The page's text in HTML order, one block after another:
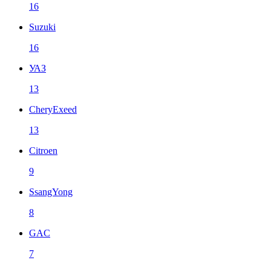
16
Suzuki
16
УАЗ
13
CheryExeed
13
Citroen
9
SsangYong
8
GAC
7